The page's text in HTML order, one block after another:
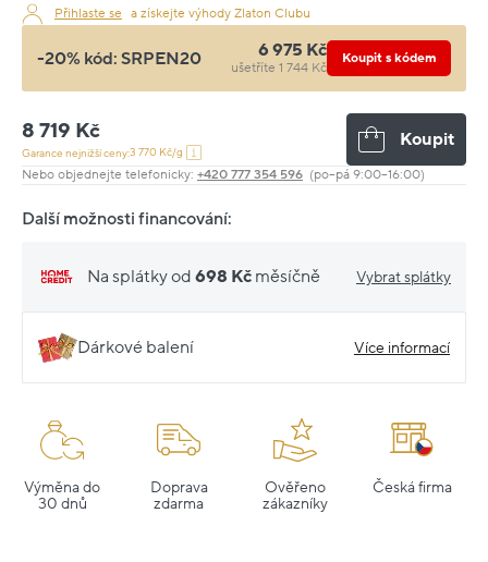
Přihlaste se a získejte výhody Zlaton Clubu
-20% kód: SRPEN20 6 975 Kč
ušetříte 1 744 Kč
Koupit s kódem
8 719 Kč
Garance nejnižší ceny:3 770 Kč/g
Koupit
Nebo objednejte telefonicky: +420 777 354 596 (po–pá 9:00–16:00)
Další možnosti financování:
Na splátky od 698 Kč měsíčně Vybrat splátky
Dárkové balení Více informací
Výměna do
30 dnů
Doprava
zdarma
Ověřeno
zákazníky
Česká firma